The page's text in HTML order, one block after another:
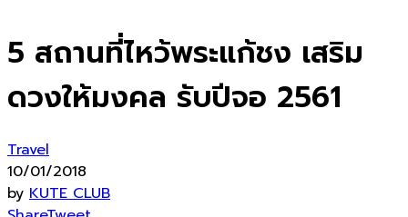
5 สถานที่ไหว้พระแก้ชง เสริม
ดวงให้มงคล รับปีจอ 2561
Travel
10/01/2018
by KUTE CLUB